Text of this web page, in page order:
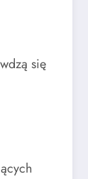
się